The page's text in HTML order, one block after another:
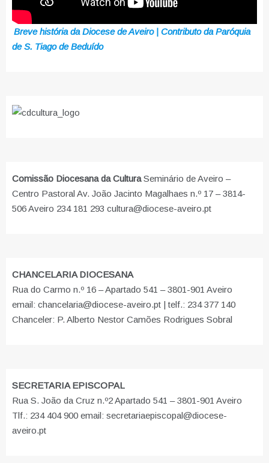
Breve história da Diocese de Aveiro | Contributo da Paróquia
de S. Tiago de Beduído
Comissão Diocesana da CulturaSeminário de Aveiro –
Centro Pastoral Av. João Jacinto Magalhaes n.º 17 – 3814-
506 Aveiro 234 181 293 cultura@diocese-aveiro.pt
CHANCELARIA DIOCESANA
Rua do Carmo n.º 16 – Apartado 541 – 3801-901 Aveiro
email: chancelaria@diocese-aveiro.pt | telf.: 234 377 140
Chanceler: P. Alberto Nestor Camões Rodrigues Sobral
SECRETARIA EPISCOPAL
Rua S. João da Cruz n.º2 Apartado 541 – 3801-901 Aveiro
Tlf.: 234 404 900 email: secretariaepiscopal@diocese-
aveiro.pt